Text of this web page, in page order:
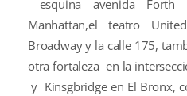
esquina avenida
Manhattan,el teatro
Broadway y la calle 175,
otra fortaleza en la
y Kinsgbridge en El Bronx,